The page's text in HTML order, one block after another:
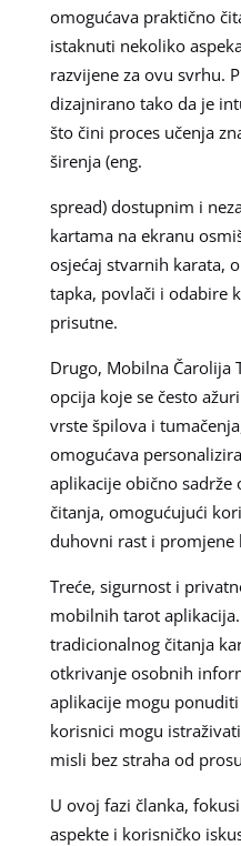
omogućava praktično
istaknuti nekoliko
razvijene za ovu svrhu.
dizajnirano tako da je
što čini proces učenja
širenja (eng.
spread) dostupnim i
kartama na ekranu
osjećaj stvarnih karata,
tapka, povlači i odabire
prisutne.
Drugo, Mobilna Čarolija
opcija koje se često
vrste špilova i
omogućava
aplikacije obično sadrže
čitanja, omogućujući
duhovni rast i promjene
Treće, sigurnost i
mobilnih tarot
tradicionalnog čitanja
otkrivanje osobnih
aplikacije mogu
korisnici mogu
misli bez straha od
U ovoj fazi članka,
aspekte i korisničko